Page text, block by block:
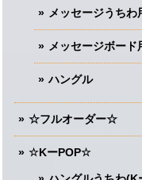
メッセージうちわ
メッセージボード
ハングル
☆フルオーダー☆
☆KーPOP☆